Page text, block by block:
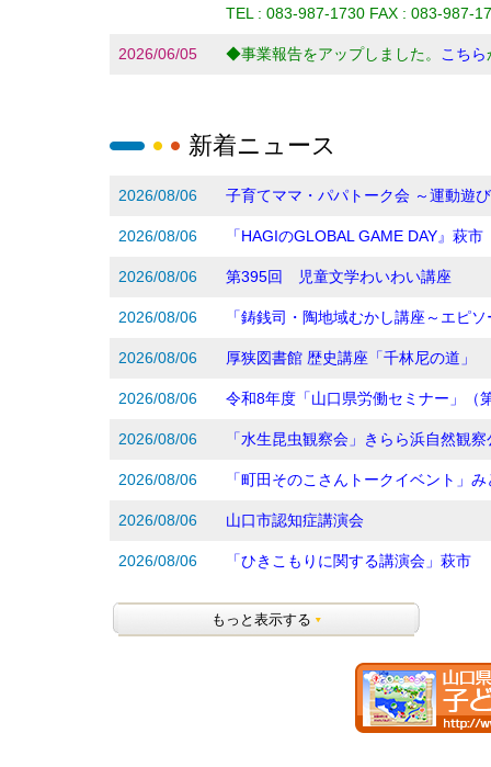
TEL : 083-987-1730 FAX : 083-987-
2026/06/05 ◆事業報告をアップしました。 こちら
新着ニュース
2026/08/06 子育てママ・パパトーク会 ～運動遊
2026/08/06 「HAGIのGLOBAL GAME DAY』萩市
2026/08/06 第395回 児童文学わいわい講座
2026/08/06 「鋳銭司・陶地域むかし講座～エピ
2026/08/06 厚狭図書館 歴史講座「千林尼の道」
2026/08/06 令和8年度「山口県労働セミナー」（
2026/08/06 「水生昆虫観察会」きらら浜自然観察
2026/08/06 「町田そのこさんトークイベント」
2026/08/06 山口市認知症講演会
2026/08/06 「ひきこもりに関する講演会」萩市
もっと表示する